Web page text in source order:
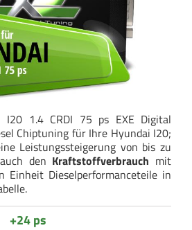
I20 1.4 CRDI 75 ps EXE Digital
Chiptuning für Ihre Hyundai I20;
Leistungssteigerung von bis zu
den Kraftstoffverbrauch mit
Einheit Dieselperformanceteile in
+24 ps